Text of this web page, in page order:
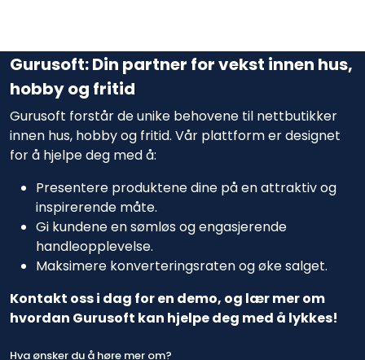
Gurusoft: Din partner for vekst innen hus,
hobby og fritid
Gurusoft forstår de unike behovene til nettbutikker
innen hus, hobby og fritid. Vår plattform er designet
for å hjelpe deg med å:
Presentere produktene dine på en attraktiv og
inspirerende måte.
Gi kundene en sømløs og engasjerende
handleopplevelse.
Maksimere konverteringsraten og øke salget.
Kontakt oss i dag for en demo, og lær mer om
hvordan Gurusoft kan hjelpe deg med å lykkes!